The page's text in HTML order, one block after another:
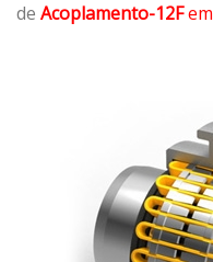
de Acoplamento-12Fem